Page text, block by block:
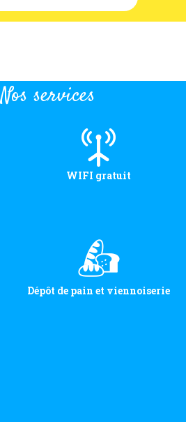
Nos services
WIFI gratuit
Dépôt de pain et viennoiserie